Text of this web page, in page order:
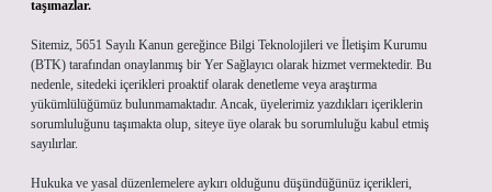
taşımazlar.
Sitemiz, 5651 Sayılı Kanun gereğince Bilgi Teknolojileri ve İletişim Kurumu
(BTK) tarafından onaylanmış bir Yer Sağlayıcı olarak hizmet vermektedir. Bu
nedenle, sitedeki içerikleri proaktif olarak denetleme veya araştırma
yükümlülüğümüz bulunmamaktadır. Ancak, üyelerimiz yazdıkları içeriklerin
sorumluluğunu taşımakta olup, siteye üye olarak bu sorumluluğu kabul etmiş
sayılırlar.
Hukuka ve yasal düzenlemelere aykırı olduğunu düşündüğünüz içerikleri,